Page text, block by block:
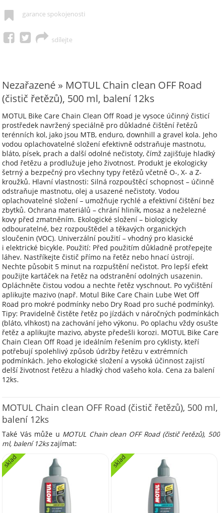
garance spokojenosti
sdílejte
Nezařazené » MOTUL Chain clean OFF Road
(čistič řetězů), 500 ml, balení 12ks
MOTUL Bike Care Chain Clean Off Road je vysoce účinný čisticí
prostředek navržený speciálně pro důkladné čištění řetězů
terénních kol, jako jsou MTB, enduro, downhill a gravel kola. Jeho
vodou oplachovatelné složení efektivně odstraňuje mastnotu,
bláto, písek, prach a další odolné nečistoty, čímž zajišťuje hladký
chod řetězu a prodlužuje jeho životnost. Produkt je ekologicky
šetrný a bezpečný pro všechny typy řetězů včetně O-, X- a Z-
kroužků. Hlavní vlastnosti: Silná rozpouštěcí schopnost – účinně
odstraňuje mastnotu, olej a usazené nečistoty. Vodou
oplachovatelné složení – umožňuje rychlé a efektivní čištění bez
zbytků. Ochrana materiálů – chrání hliník, mosaz a neželezné
kovy před zmatněním. Ekologické složení – biologicky
odbouratelné, bez rozpouštědel a těkavých organických
sloučenin (VOC). Univerzální použití – vhodný pro klasické
i elektrické bicykle. Použití: Před použitím důkladně protřepejte
láhev. Nastříkejte čistič přímo na řetěz nebo hnací ústrojí.
Nechte působit 5 minut na rozpuštění nečistot. Pro lepší efekt
použijte kartáček na řetěz na odstranění odolných usazenin.
Opláchněte čistou vodou a nechte řetěz vyschnout. Po vyčištění
aplikujte mazivo (např. Motul Bike Care Chain Lube Wet Off
Road pro mokré podmínky nebo Dry Road pro suché podmínky).
Tipy: Pravidelně čistěte řetěz po jízdách v náročných podmínkách
(bláto, vlhkost) na zachování jeho výkonu. Po oplachu vždy osušte
řetěz a aplikujte mazivo, abyste předešli korozi. MOTUL Bike Care
Chain Clean Off Road je ideálním řešením pro cyklisty, kteří
potřebují spolehlivý způsob údržby řetězu v extrémních
podmínkách. Jeho ekologické složení a vysoká účinnost zajistí
delší životnost řetězu a hladký chod vašeho kola. Cena za balení
12ks.
MOTUL Chain clean OFF Road (čistič řetězů), 500 ml,
balení 12ks
Také Vás může u MOTUL Chain clean OFF Road (čistič řetězů), 500
ml, balení 12kszajímat:
sklad sklad